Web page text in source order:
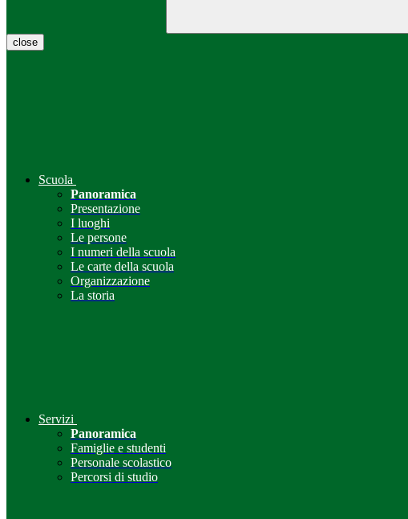
close
Scuola
Panoramica
Presentazione
I luoghi
Le persone
I numeri della scuola
Le carte della scuola
Organizzazione
La storia
Servizi
Panoramica
Famiglie e studenti
Personale scolastico
Percorsi di studio